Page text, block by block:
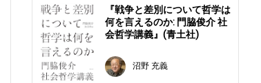
『戦争と差別について哲学は
何を言えるのか: 門脇俊介 社
会哲学講義』(青土社)
沼野 充義